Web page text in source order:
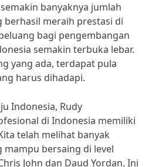
banyaknya jumlah
berhasil meraih prestasi di
bagi pengembangan
semakin terbuka lebar.
yang ada, terdapat pula
harus dihadapi.
Indonesia, Rudy
di Indonesia memiliki
telah melihat banyak
bersaing di level
John dan Daud Yordan. Ini